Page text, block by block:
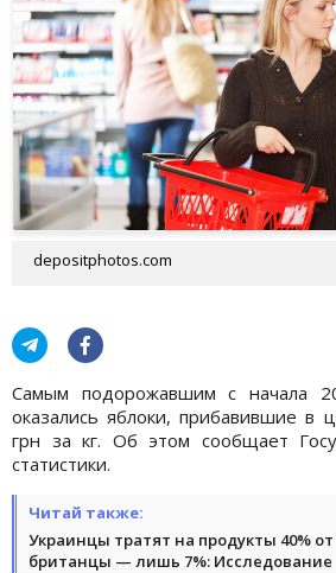
depositphotos.com
Самым подорожавшим с начала
оказались яблоки, прибавившие в
грн за кг. Об этом сообщает
статистики.
Читай также:
Украинцы тратят на продукты 40%
британцы — лишь 7%: Исследование